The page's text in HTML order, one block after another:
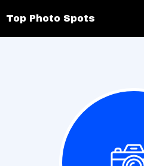
Top Photo Spots